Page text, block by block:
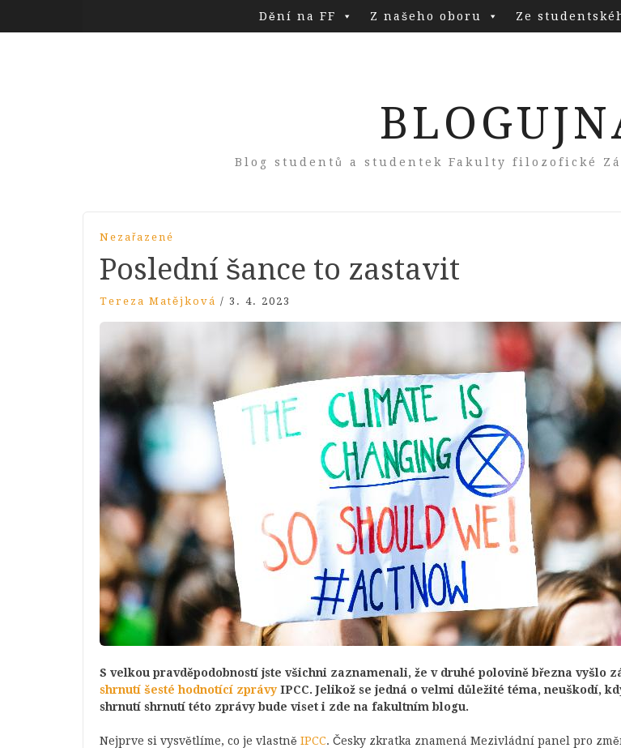
Dění na FF Z našeho oboru Ze
Blog studentů a studentek Fakulty filozofické
Nezařazené
Poslední šance to zastavit
Tereza Matějková / 3. 4. 2023
S velkou pravděpodobností jste všichni zaznamenali, že v druhé polovině března vyšlo
shrnutí šesté hodnotící zprávy IPCC. Jelikož se jedná o velmi důležité téma, neuškodí,
shrnutí shrnutí této zprávy bude viset i zde na fakultním blogu.
Nejprve si vysvětlíme, co je vlastně IPCC. Česky zkratka znamená Mezivládní panel pro